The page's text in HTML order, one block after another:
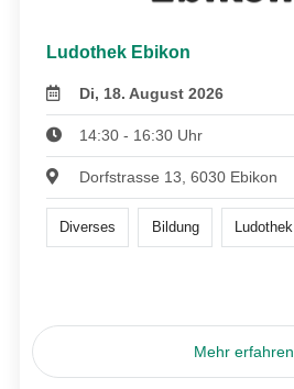
Ludothek Ebikon
Di, 18. August 2026
14:30 - 16:30 Uhr
Dorfstrasse 13, 6030 Ebikon
Diverses Bildung Ludothek
Mehr erfahren